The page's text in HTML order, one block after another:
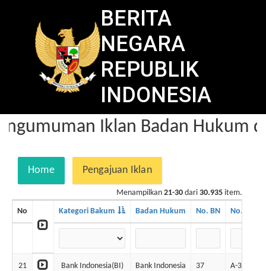
BERITA
NEGARA
REPUBLIK
INDONESIA
Iklan Badan Hukum
Home Pengajuan Iklan
Menampilkan 21-30 dari 30.935 item.
No Kategori Bakum Badan Hukum No. BN No. Iklan
21 Bank Indonesia(BI) Bank Indonesia 37 A-30